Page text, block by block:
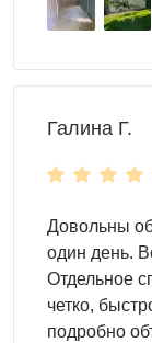
Галина Г.
Довольны
один день.
Отдельное
четко,
подробно